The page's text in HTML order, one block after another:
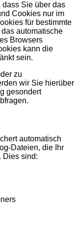
Sie über das
Cookies nur im
für bestimmte
automatische
Browsers
kann die
sein.
zu
wir Sie hierüber
gesondert
automatisch
Dateien, die Ihr
Dies sind: